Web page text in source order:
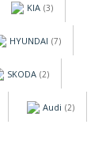
KIA (3)
HYUNDAI (7)
SKODA (2)
Audi (2)